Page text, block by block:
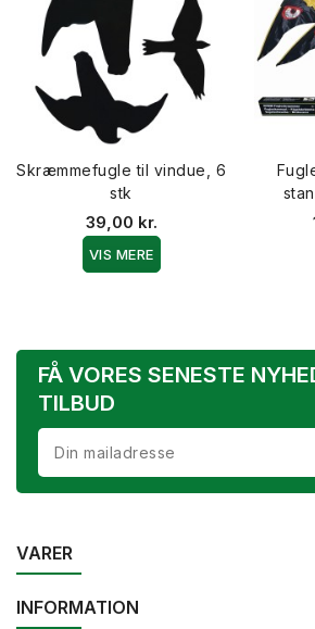
Skræmmefugle til vindue, 6
stk
39,00 kr.
VIS MERE
FÅ VORES SENESTE
TILBUD
VARER
INFORMATION